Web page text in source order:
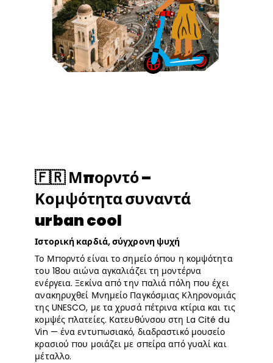
🇫🇷 Μπορντό –
Κομψότητα συναντά
urban cool
Ιστορική καρδιά, σύγχρονη ψυχή
Το Μπορντό είναι το σημείο όπου η κομψότητα
του 18ου αιώνα αγκαλιάζει τη μοντέρνα
ενέργεια. Ξεκίνα από την παλιά πόλη που έχει
ανακηρυχθεί Μνημείο Παγκόσμιας Κληρονομιάς
της UNESCO, με τα χρυσά πέτρινα κτίρια και τις
κομψές πλατείες. Κατευθύνσου στη La Cité du
Vin — ένα εντυπωσιακό, διαδραστικό μουσείο
κρασιού που μοιάζει με σπείρα από γυαλί και
μέταλλο.